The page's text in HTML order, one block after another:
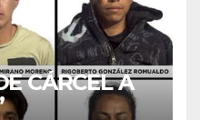
CÁRCEL A